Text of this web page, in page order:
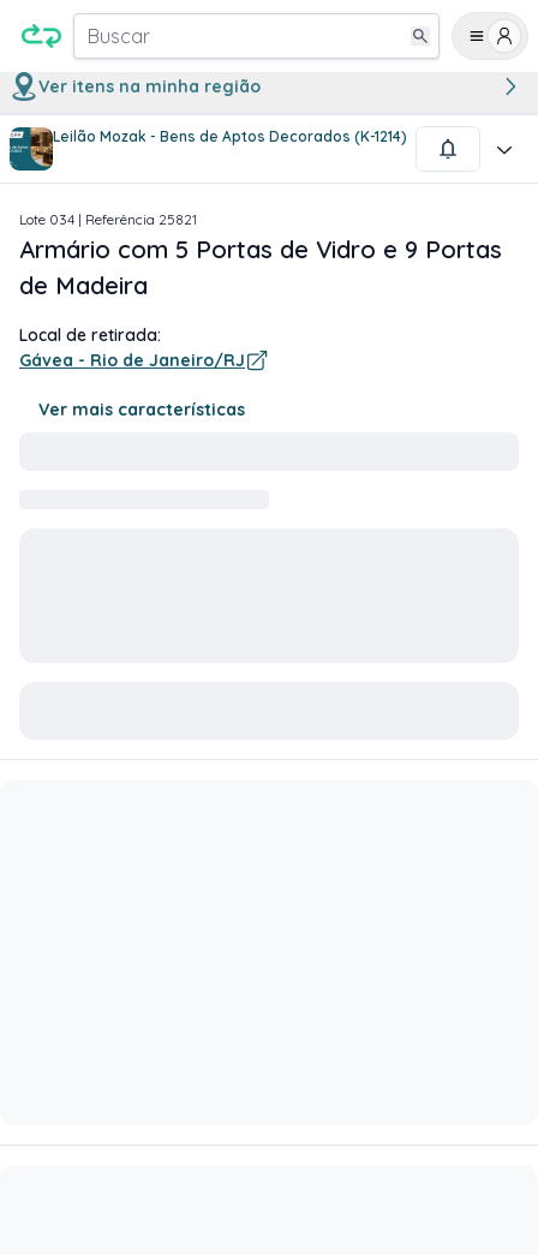
Buscar
Ver itens na minha região
Leilão Mozak - Bens de Aptos Decorados (K-1214)
1/7
Lote 034 | Referência 25821
Armário com 5 Portas de Vidro e 9 Portas
de Madeira
Local de retirada:
Gávea - Rio de Janeiro/RJ
Ver mais características